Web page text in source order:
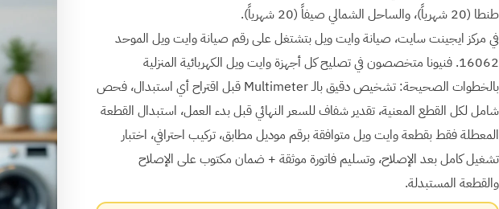
طنطا (20 شهرياً)، والساحل الشمالي صيفاً (20 شهرياً).
في مركز ايجينت سايت، صيانة وايت ويل بتشتغل على رقم صيانة وايت ويل الموحد
16062. فنيونا متخصصون في تصليح كل أجهزة وايت ويل الكهربائية المنزلية
بالخطوات الصحيحة: تشخيص دقيق بالـ Multimeter قبل اقتراح أي استبدال، فحص
شامل لكل القطع المعنية، تقدير شفاف للسعر النهائي قبل بدء العمل، استبدال القطعة
المعطلة فقط بقطعة وايت ويل متوافقة برقم موديل مطابق، تركيب احترافي، اختبار
تشغيل كامل بعد الإصلاح، وتسليم فاتورة موثقة + ضمان مكتوب على الإصلاح
والقطعة المستبدلة.